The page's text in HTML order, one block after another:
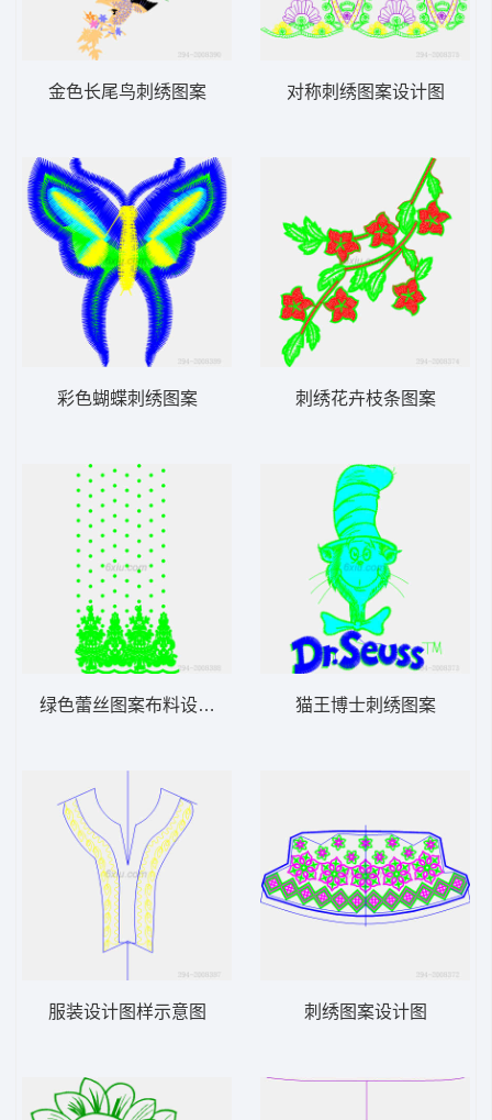
金色长尾鸟刺绣图案
彩色蝴蝶刺绣图案
绿色蕾丝图案布料设计图
服装设计图样示意图
对称刺绣图案设计图
刺绣花卉枝条图案
猫王博士刺绣图案
刺绣图案设计图